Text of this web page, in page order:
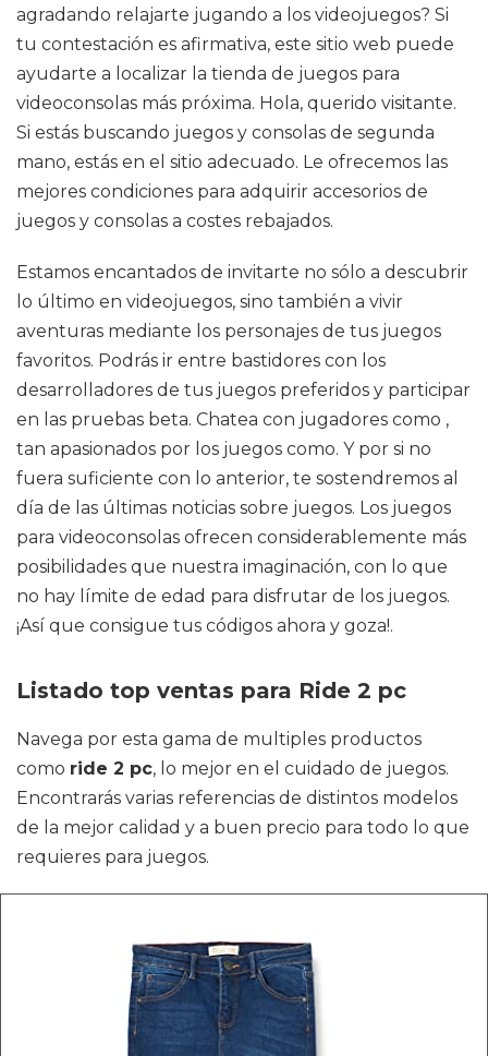
agradando relajarte jugando a los videojuegos? Si
tu contestación es afirmativa, este sitio web puede
ayudarte a localizar la tienda de juegos para
videoconsolas más próxima. Hola, querido visitante.
Si estás buscando juegos y consolas de segunda
mano, estás en el sitio adecuado. Le ofrecemos las
mejores condiciones para adquirir accesorios de
juegos y consolas a costes rebajados.
Estamos encantados de invitarte no sólo a descubrir
lo último en videojuegos, sino también a vivir
aventuras mediante los personajes de tus juegos
favoritos. Podrás ir entre bastidores con los
desarrolladores de tus juegos preferidos y participar
en las pruebas beta. Chatea con jugadores como ,
tan apasionados por los juegos como. Y por si no
fuera suficiente con lo anterior, te sostendremos al
día de las últimas noticias sobre juegos. Los juegos
para videoconsolas ofrecen considerablemente más
posibilidades que nuestra imaginación, con lo que
no hay límite de edad para disfrutar de los juegos.
¡Así que consigue tus códigos ahora y goza!.
Listado top ventas para Ride 2 pc
Navega por esta gama de multiples productos
como ride 2 pc, lo mejor en el cuidado de juegos.
Encontrarás varias referencias de distintos modelos
de la mejor calidad y a buen precio para todo lo que
requieres para juegos.